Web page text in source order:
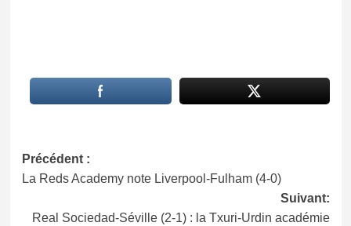
Navigation
d’article
Précédent :
La Reds Academy note Liverpool-Fulham (4-0)
Suivant:
Real Sociedad-Séville (2-1) : la Txuri-Urdin académie